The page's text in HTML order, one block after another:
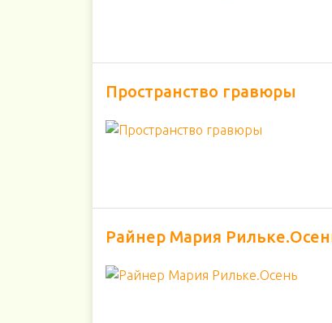
Пространство гравюры
Райнер Мария